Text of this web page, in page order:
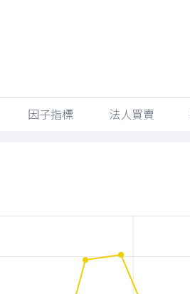
因子指標 法人買賣